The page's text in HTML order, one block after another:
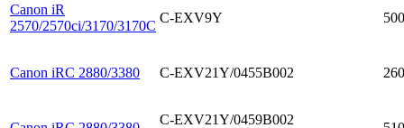
Canon iR
2570/2570ci/3170/3170C
C-EXV9Y 500
Canon iRC 2880/3380 C-EXV21Y/0455B002
C-EXV21Y/0459B002